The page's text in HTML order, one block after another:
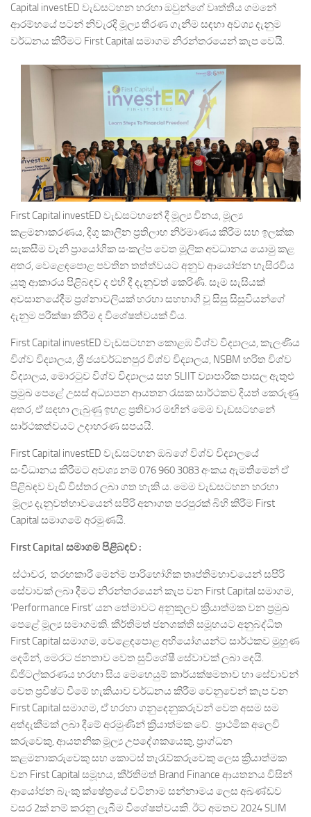
Capital investED වැඩසටහන හරහා ඔවුන්ගේ වෘත්තීය ගමනේ
ආරම්භයේ පටන් නිවැරදි මූල්‍ය තීරණ ගැනීම සඳහා අවශ්‍ය දැනුම
වර්ධනය කිරීමට First Capital සමාගම නිරන්තරයෙන් කැප වෙයි.
First Capital investED වැඩසටහනේ දී මූල්‍ය විනය, මූල්‍ය
කළමනාකරණය, දිගු කාලීන ප්‍රතිලාභ නිර්මාණය කිරීම සහ ඉලක්ක
සැකසීම වැනි ප්‍රායෝගික සංකල්ප වෙත මූලික අවධානය යොමු කළ
අතර, වෙළෙඳපොළ පවතින තත්ත්වයට අනුව ආයෝජන හැසිරවිය
යුතු ආකාරය පිළිබඳව ද එහි දී දැනුවත් කෙරිණි. සෑම සැසියක්
අවසානයේදීම ප්‍රශ්නාවලියක් හරහා සහභාගි වූ සිසු සිසුවියන්ගේ
දැනුම පරීක්ෂා කිරීම ද විශේෂත්වයක් විය.
First Capital investED වැඩසටහන කොළඹ විශ්ව විද්‍යාලය, කැලණිය
විශ්ව විද්‍යාලය, ශ්‍රී ජයවර්ධනපුර විශ්ව විද්‍යාලය, NSBM හරිත විශ්ව
විද්‍යාලය, මොරටුව විශ්ව විද්‍යාලය සහ SLIIT ව්‍යාපාරික පාසල ඇතුළු
ප්‍රමුඛ පෙළේ උසස් අධ්‍යාපන ආයතන රැසක සාර්ථකව දියත් කෙරුණු
අතර, ඒ සඳහා ලැබුණු ඉහළ ප්‍රතිචාර මඟින් මෙම වැඩසටහනේ
සාර්ථකත්වයට උදාහරණ සපයයි.
First Capital investED වැඩසටහන ඔබගේ විශ්ව විද්‍යාලයේ
සංවිධානය කිරීමට අවශ්‍ය නම් 076 960 3083 අංකය ඇමතීමෙන් ඒ
පිළිබඳව වැඩි විස්තර ලබා ගත හැකි ය. මෙම වැඩසටහන හරහා
මූල්‍ය දැනුවත්භාවයෙන් සපිරි අනාගත පරපුරක් බිහි කිරීම First
Capital සමාගමේ අරමුණයි.
First Capital සමාගම පිළිබඳව :
ස්ථාවර, තරඟකාරී මෙන්ම පාරිභෝගික තෘප්තිමභාවයෙන් සපිරි
සේවාවක් ලබා දීමට නිරන්තරයෙන් කැප වන First Capital සමාගම,
‘Performance First’ යන තේමාවට අනුකූලව ක්‍රියාත්මක වන ප්‍රමුඛ
පෙළේ මූල්‍ය සමාගමකි. කීර්තිමත් ජනශක්ති සමූහයට අනුබද්ධිත
First Capital සමාගම, වෙළෙඳපොළ අභියෝගයන්ට සාර්ථකව මුහුණ
දෙමින්, මෙරට ජනතාව වෙත සුවිශේෂී සේවාවක් ලබා දෙයි.
ඩිජිටල්කරණය හරහා සිය මෙහෙයුම් කාර්යක්ෂමතාව හා සේවාවන්
වෙත ප්‍රවිෂ්ට වීමේ හැකියාව වර්ධනය කිරීම වෙනුවෙන් කැප වන
First Capital සමාගම, ඒ හරහා ගනුදෙනුකරුවන් වෙත අසම සම
අත්දැකීමක් ලබා දීමේ අරමුණින් ක්‍රියාත්මක වේ. ප්‍රාථමික අලෙවි
කරුවෙකු, ආයතනික මූල්‍ය උපදේශකයෙකු, ප්‍රාග්ධන
කළමනාකරුවෙකු සහ කොටස් තැරැව්කරුවෙකු ලෙස ක්‍රියාත්මක
වන First Capital සමූහය, කීර්තිමත් Brand Finance ආයතනය විසින්
ආයෝජන බැංකු ක්ෂේත්‍රයේ වටිනාම සන්නාමය ලෙස අඛණ්ඩව
වසර 2ක් නම් කරනු ලැබීම විශේෂත්වයකි. ඊට අමතව 2024 SLIM